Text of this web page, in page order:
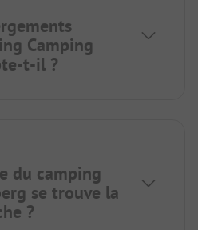
Camping
t-il ?
du camping
se trouve la
?